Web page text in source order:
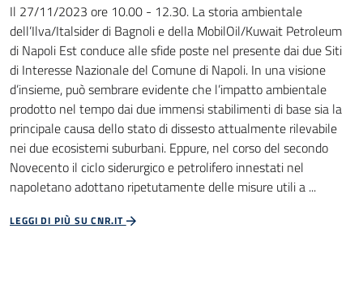
Il 27/11/2023 ore 10.00 - 12.30. La storia ambientale
dell’Ilva/Italsider di Bagnoli e della MobilOil/Kuwait Petroleum
di Napoli Est conduce alle sfide poste nel presente dai due Siti
di Interesse Nazionale del Comune di Napoli. In una visione
d’insieme, può sembrare evidente che l’impatto ambientale
prodotto nel tempo dai due immensi stabilimenti di base sia la
principale causa dello stato di dissesto attualmente rilevabile
nei due ecosistemi suburbani. Eppure, nel corso del secondo
Novecento il ciclo siderurgico e petrolifero innestati nel
napoletano adottano ripetutamente delle misure utili a ...
LEGGI DI PIÙ SU CNR.IT